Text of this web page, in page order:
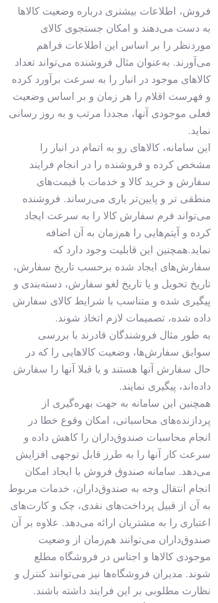
فروش، اطلاعات بیشتری درباره وضعیت کالاها
به دست می‌دهند و امکان جستجوی کالای
موردنظر را بر اساس این اطلاعات فراهم
می‌آورند. به‌عنوان مثال فروشنده می‌تواند تعداد
کالاهای موجود در انبار را به سرعت برآورد کرده
و فهرست اقلام را هر زمان و بر اساس وضعیت
فعلی موجودی آنها، مجددا مرتب و به روز رسانی
نماید.
این سامانه، کالاهای رو به اتمام در انبار را
مشخص کرده و فروشنده را در انجام فرایند
سفارش و خرید کالا و خدمات با قیمت‌های
منطقی تر و پایین‌تر یاری می‌رساند. فروشنده
می‌تواند فرم سفارش کالا را به سرعت ایجاد
کرده و آیتم‌هایی را هم‌زمان به آن اضافه
نماید.همچنین این قابلیت وجود دارد که
سفارش‌های ایجاد شده برحسب تاریخ سفارش،
تاریخ تحویل و یا تاریخ لغو سفارش، دسته‌بندی و
پیگیری شده و متناسب با شرایط کالای سفارش
داده شده، تصمیمات لازم اتخاذ شوند.
به طور مثال فروشندگان قادرند با بررسی
سوابق سفارش‌ها، وضعیت کالاهایی را که در
حال سفارش آنها هستند و یا قبلا آنها را سفارش
داده‌اند، پیگیری نمایند.
همچنین این سامانه به جهت بهره‌گیری از
پردازنده‌های محاسباتی، امکان وقوع خطا در
انجام محاسبات صندوق‌داران را کاهش داده و
سرعت کار آنها را به طرز قابل توجهی افزایش
می‌دهد. سامانه صندوق فروش با ایجاد امکان
انجام انتقال وجه به صندوق‌داران، خدمات مربوط
به آن از قبیل پرداخت‌های نقدی، چک و کارت‌های
اعتباری را به مشتریان ارائه می‌دهد. علاوه بر آن
صندوق‌داران می‌توانند هم‌زمان از وضعیت
موجودی کالاها و اجناس در فروشگاه مطلع
شوند. مدیران فروشگاه‌ها نیز می‌توانند کنترل و
نظارت مطلوبی بر این فرایند داشته باشند.